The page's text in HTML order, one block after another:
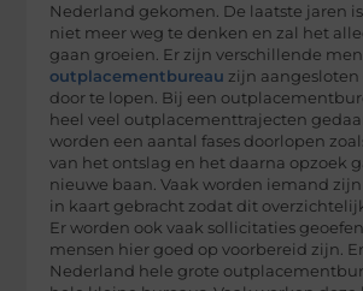
Nederland gekomen. De laatste jaren
niet meer weg te denken en zal het
gaan groeien. Er zijn verschillende
outplacementbureau zijn
door te lopen. Bij een
heel veel outplacementtrajecten
worden een aantal fases doorlopen
van het ontslag en het daarna opzoek
nieuwe baan. Vaak worden iemand
in kaart gebracht zodat dit
Er worden ook vaak sollicitaties
mensen hier goed op voorbereid zijn.
Nederland hele grote